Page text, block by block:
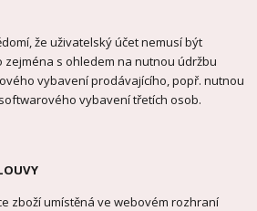
že uživatelský účet nemusí být
s ohledem na nutnou údržbu
vybavení prodávajícího, popř. nutnou
vybavení třetích osob.
umístěná ve webovém rozhraní